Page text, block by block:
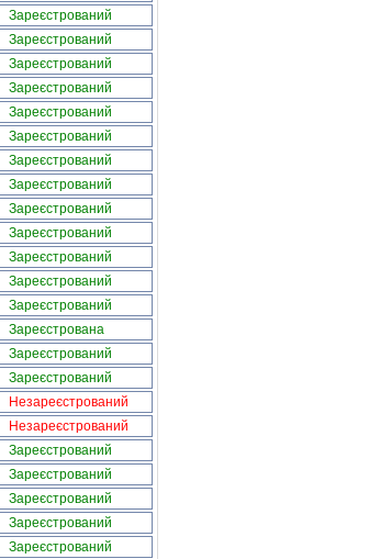
Зареєстрований
Зареєстрований
Зареєстрований
Зареєстрований
Зареєстрований
Зареєстрований
Зареєстрований
Зареєстрований
Зареєстрований
Зареєстрований
Зареєстрований
Зареєстрований
Зареєстрований
Зареєстрована
Зареєстрований
Зареєстрований
Незареєстрований
Незареєстрований
Зареєстрований
Зареєстрований
Зареєстрований
Зареєстрований
Зареєстрований